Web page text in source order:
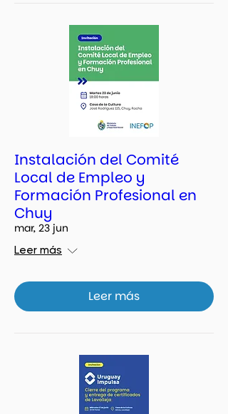
Instalación del Comité
Local de Empleo y
Formación Profesional en
Chuy
mar, 23 jun
Leer más
Leer más